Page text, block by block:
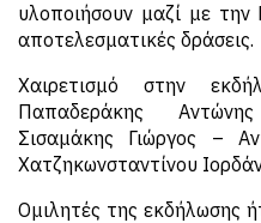
υλοποιήσουν μαζί με την
αποτελεσματικές δράσεις.
Χαιρετισμό στην
Παπαδεράκης
Σισαμάκης Γιώργος –
Χατζηκωνσταντίνου
Ομιλητές της εκδήλωσης